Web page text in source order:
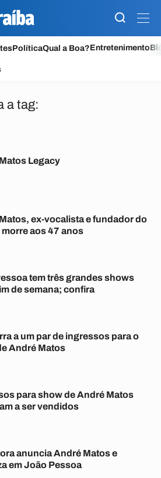
PolíticaQual a Boa?Entretenimento
a tag:
Legacy
ex-vocalista e fundador do
aos 47 anos
tem três grandes shows
de semana; confira
a um par de ingressos para o
André Matos
para show de André Matos
a ser vendidos
anuncia André Matos e
em João Pessoa